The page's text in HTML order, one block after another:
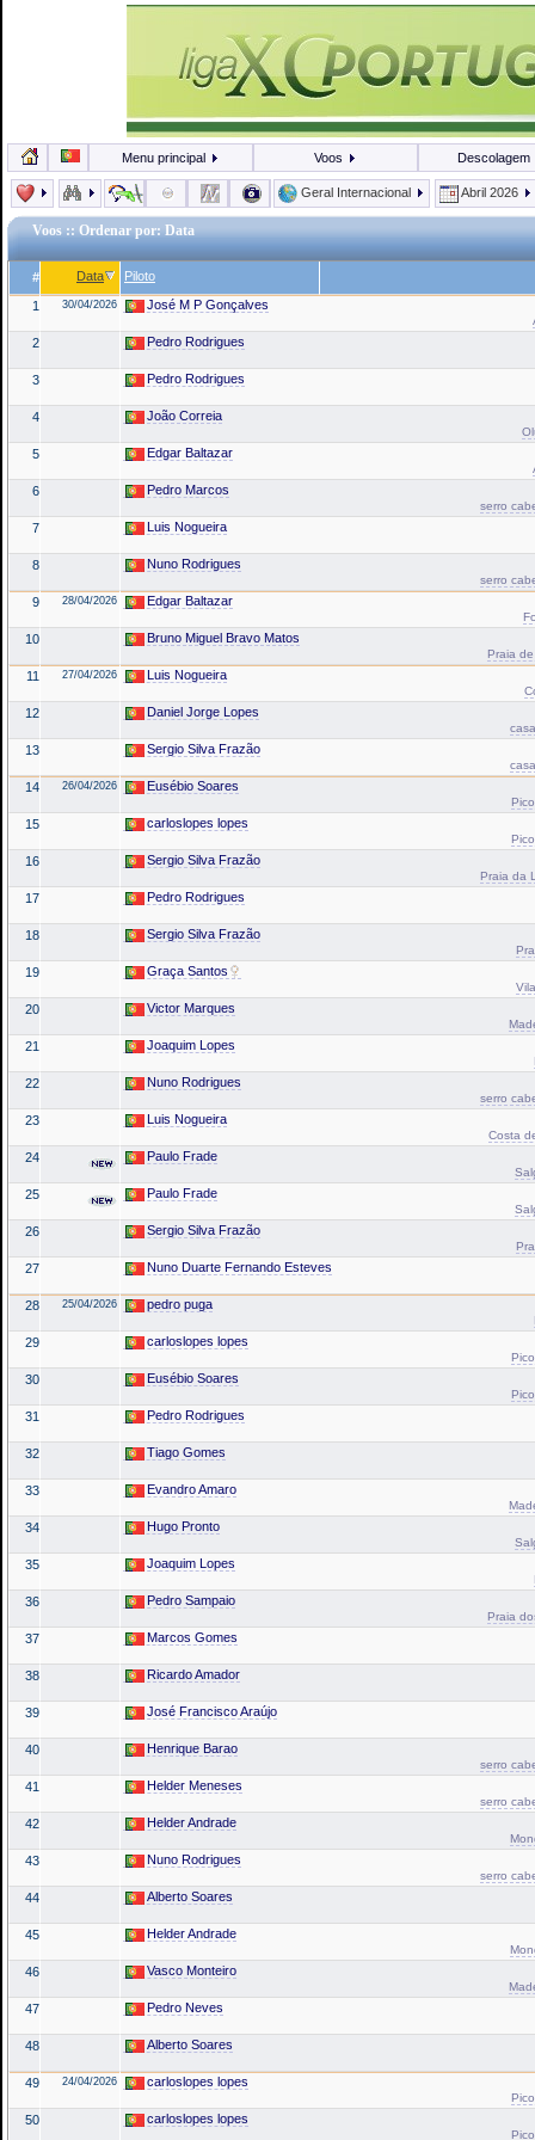
Menu principal Voos Descolagem
Geral Internacional Abril 2026
Voos :: Ordenar por: Data
# Data Piloto
1 30/04/2026 José M P Gonçalves
2 Pedro Rodrigues
3 Pedro Rodrigues
4 João Correia
5 Edgar Baltazar
6 Pedro Marcos
serro
7 Luis Nogueira
8 Nuno Rodrigues
serro
9 28/04/2026 Edgar Baltazar
10 Bruno Miguel Bravo Matos
Praia
11 27/04/2026 Luis Nogueira
12 Daniel Jorge Lopes
13 Sergio Silva Frazão
14 26/04/2026 Eusébio Soares
15 carloslopes lopes
16 Sergio Silva Frazão
Praia da
17 Pedro Rodrigues
18 Sergio Silva Frazão
19 Graça Santos
20 Victor Marques
21 Joaquim Lopes
22 Nuno Rodrigues
serro
23 Luis Nogueira
Costa
24 Paulo Frade
25 Paulo Frade
26 Sergio Silva Frazão
27 Nuno Duarte Fernando Esteves
28 25/04/2026 pedro puga
29 carloslopes lopes
30 Eusébio Soares
31 Pedro Rodrigues
32 Tiago Gomes
33 Evandro Amaro
34 Hugo Pronto
35 Joaquim Lopes
36 Pedro Sampaio
Praia
37 Marcos Gomes
38 Ricardo Amador
39 José Francisco Araújo
40 Henrique Barao
serro
41 Helder Meneses
serro
42 Helder Andrade
43 Nuno Rodrigues
serro
44 Alberto Soares
45 Helder Andrade
46 Vasco Monteiro
47 Pedro Neves
48 Alberto Soares
49 24/04/2026 carloslopes lopes
50 carloslopes lopes